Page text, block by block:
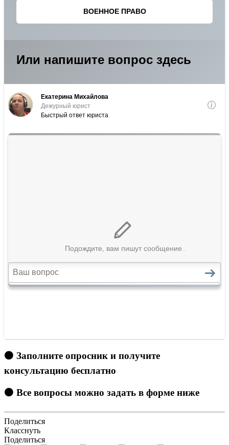
🟠 Заполните опросник и получите
консультацию бесплатно
🟠 Все вопросы можно задать в форме ниже
Поделиться
Класснуть
Поделиться